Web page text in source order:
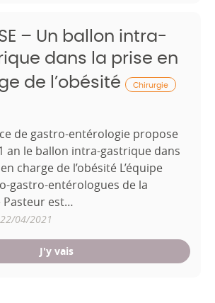
– Un ballon intra-
dans la prise en
de l’obésité
Chirurgie
de gastro-entérologie propose
an le ballon intra-gastrique dans
charge de l’obésité L’équipe
gastro-entérologues de la
Pasteur est…
04/2021
J'y vais